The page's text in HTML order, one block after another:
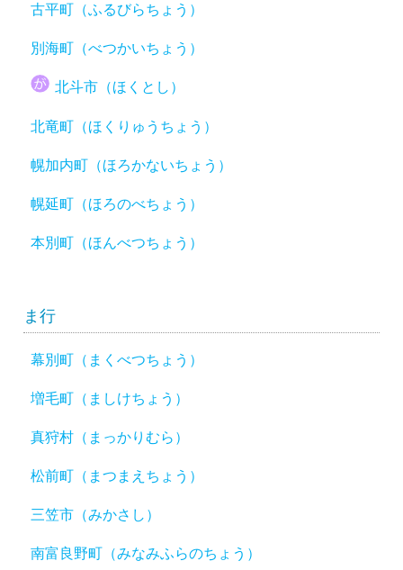
古平町（ふるびらちょう）
別海町（べつかいちょう）
北斗市（ほくとし）
北竜町（ほくりゅうちょう）
幌加内町（ほろかないちょう）
幌延町（ほろのべちょう）
本別町（ほんべつちょう）
ま行
幕別町（まくべつちょう）
増毛町（ましけちょう）
真狩村（まっかりむら）
松前町（まつまえちょう）
三笠市（みかさし）
南富良野町（みなみふらのちょう）